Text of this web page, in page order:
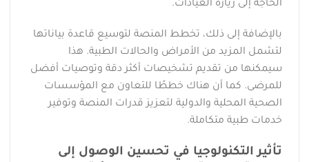
الحاجة إلى زيارة العيادات.
بالإضافة إلى ذلك، تخطط المنصة لتوسيع قاعدة بياناتها
لتشمل المزيد من الأمراض والحالات الطبية. هذا
سيمكنها من تقديم تشخيصات أكثر دقة وتوصيات أفضل
للمرضى. كما أن هناك خططًا للتعاون مع المؤسسات
الصحية المحلية والدولية لتعزيز قدرات المنصة وتوفير
خدمات طبية متكاملة.
تأثير التكنولوجيا في تحسين الوصول إلى